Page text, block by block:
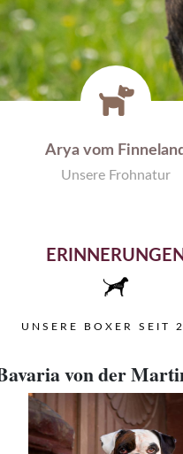
fas
fa-
Arya vom
Unsere Frohnatur
ERINNERUNGEN
UNSERE BOXER SEIT
von der